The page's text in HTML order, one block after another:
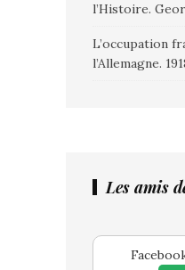
l’Histoire.
L’occupation
l’Allemagne.
Les amis